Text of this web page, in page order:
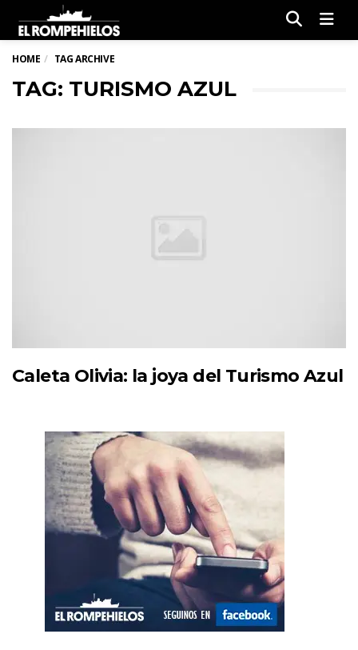
HOME TAG ARCHIVE
TAG: TURISMO AZUL
Caleta Olivia: la joya del Turismo Azul